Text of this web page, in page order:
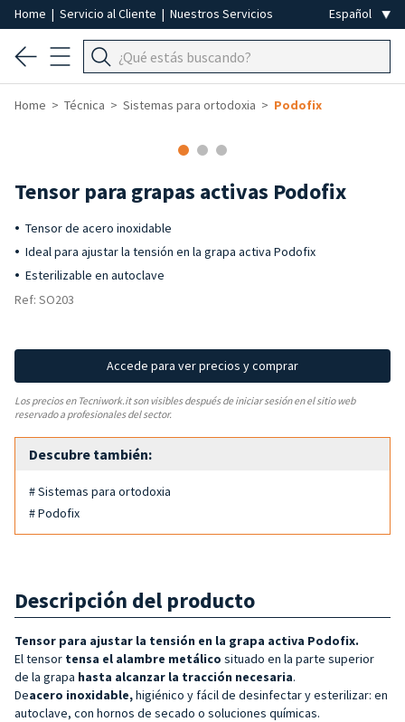
Home | Servicio al Cliente | Nuestros Servicios
Home Técnica Sistemas para ortodoxia Podofix
Tensor para grapas activas Podofix
Tensor de acero inoxidable
Ideal para ajustar la tensión en la grapa activa Podofix
Esterilizable en autoclave
Ref: SO203
Accede para ver precios y comprar
Los precios en Tecniwork.it son visibles después de iniciar sesión en el sitio web
reservado a profesionales del sector.
Descubre también:
# Sistemas para ortodoxia
# Podofix
Descripción del producto
Tensor para ajustar la tensión en la grapa activa Podofix.
El tensor tensa el alambre metálico situado en la parte superior
de la grapa hasta alcanzar la tracción necesaria.
Deacero inoxidable,higiénico y fácil de desinfectar y esterilizar: en
autoclave, con hornos de secado o soluciones químicas.